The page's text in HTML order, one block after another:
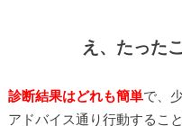
え、たった
診断結果はどれも簡単で、
アドバイス通り行動するこ